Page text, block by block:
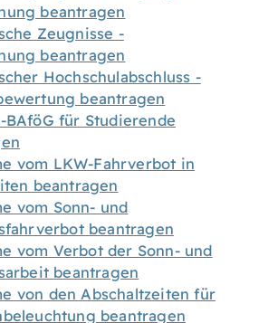
beantragen
Zeugnisse -
beantragen
Hochschulabschluss -
beantragen
BAföG für Studierende
vom LKW-Fahrverbot in
beantragen
vom Sonn- und
beantragen
vom Verbot der Sonn- und
beantragen
von den Abschaltzeiten für
beantragen